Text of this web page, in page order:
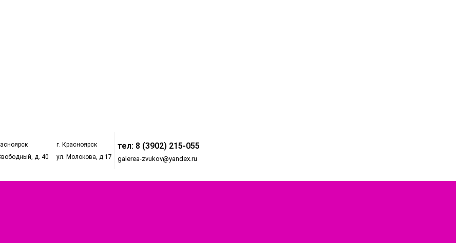
д. 40
г. Красноярск
ул. Молокова, д.17
тел: 8 (3902) 215-055
galerea-zvukov@yandex.ru